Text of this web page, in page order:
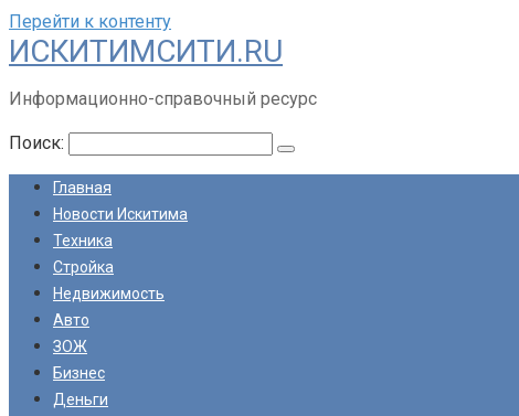
Перейти к контенту
ИСКИТИМСИТИ.RU
Информационно-справочный ресурс
Поиск:
Главная
Новости Искитима
Техника
Стройка
Недвижимость
Авто
ЗОЖ
Бизнес
Деньги